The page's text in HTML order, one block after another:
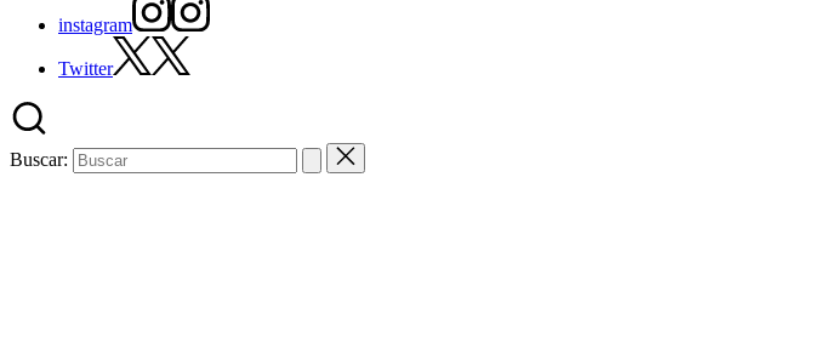
instagram
Twitter
Buscar: